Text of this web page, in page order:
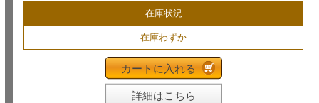
在庫状況
在庫わずか
カートに入れる
詳細はこちら